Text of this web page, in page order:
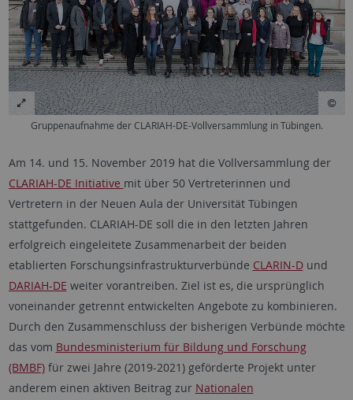
Gruppenaufnahme der CLARIAH-DE-Vollversammlung in Tübingen.
Am 14. und 15. November 2019 hat die Vollversammlung der
CLARIAH-DE Initiative mit über 50 Vertreterinnen und
Vertretern in der Neuen Aula der Universität Tübingen
stattgefunden. CLARIAH-DE soll die in den letzten Jahren
erfolgreich eingeleitete Zusammenarbeit der beiden
etablierten Forschungsinfrastrukturverbünde CLARIN-Dund
DARIAH-DE weiter vorantreiben. Ziel ist es, die ursprünglich
voneinander getrennt entwickelten Angebote zu kombinieren.
Durch den Zusammenschluss der bisherigen Verbünde möchte
das vom Bundesministerium für Bildung und Forschung
(BMBF)für zwei Jahre (2019-2021) geförderte Projekt unter
anderem einen aktiven Beitrag zur Nationalen